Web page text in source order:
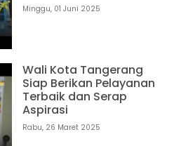
Minggu, 01 Juni 2025
Wali Kota Tangerang
Siap Berikan Pelayanan
Terbaik dan Serap
Aspirasi
Rabu, 26 Maret 2025